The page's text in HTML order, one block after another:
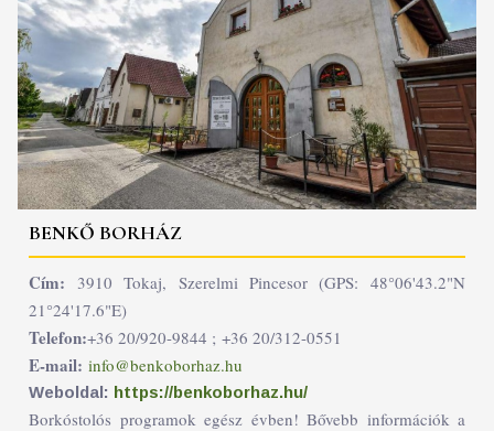
BENKŐ BORHÁZ
Cím: 3910 Tokaj, Szerelmi Pincesor (GPS: 48°06'43.2"N
21°24'17.6"E)
Telefon:+36 20/920-9844 ; +36 20/312-0551
E-mail: info@benkoborhaz.hu
Weboldal: https://benkoborhaz.hu/
Borkóstolós programok egész évben! Bővebb információk a